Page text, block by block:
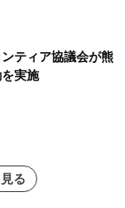
ンティア協議会が熊
実施
る